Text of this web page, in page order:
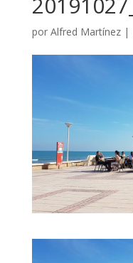
por Alfred Martínez|